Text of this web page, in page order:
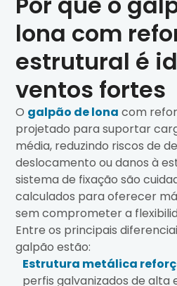
lona com
estrutural é
ventos fortes
O galpão de lona com
projetado para suportar
média, reduzindo riscos de
deslocamento ou danos à
sistema de fixação são
calculados para oferecer
sem comprometer a
Entre os principais
galpão estão:
Estrutura metálica
perfis galvanizados de alta